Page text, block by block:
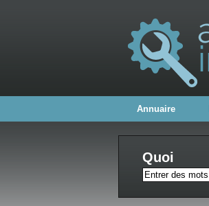
Annuaire
Quoi